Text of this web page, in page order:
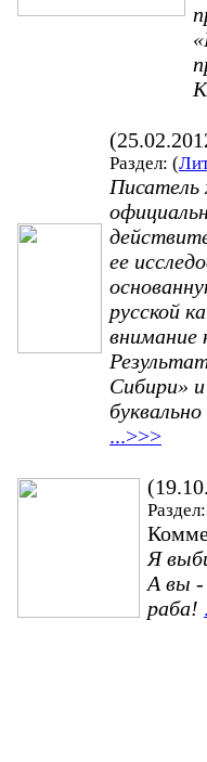
Раздел: (
Писатель
ее
русской
внимание
Сибири»
...>>>
Я
А вы -
раба!